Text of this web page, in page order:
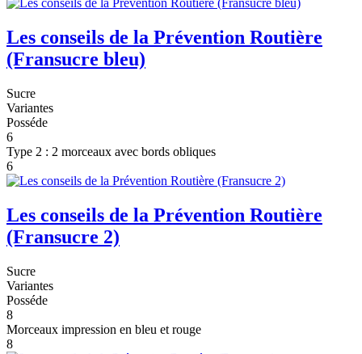
Les conseils de la Prévention Routière
(Fransucre bleu)
Sucre
Variantes
Posséde
6
Type 2 : 2 morceaux avec bords obliques
6
Les conseils de la Prévention Routière
(Fransucre 2)
Sucre
Variantes
Posséde
8
Morceaux impression en bleu et rouge
8